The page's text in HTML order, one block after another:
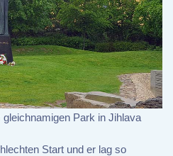
Park in Jihlava
Start und er lag so